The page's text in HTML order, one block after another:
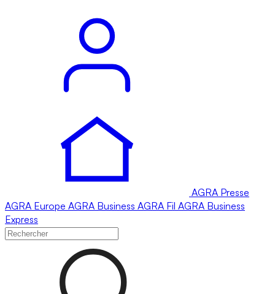
AGRA Presse
AGRA Europe AGRA Business AGRA Fil AGRA Business
Express